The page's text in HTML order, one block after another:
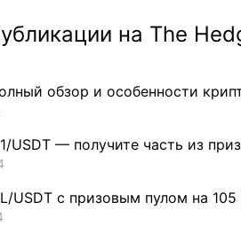
на The
обзор и особенности
USDT — получите часть из
USDT с призовым пулом на